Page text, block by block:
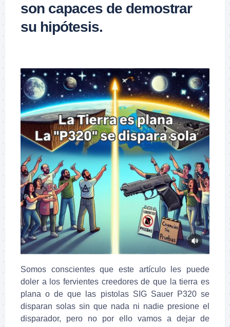
son capaces de demostrar
su hipótesis.
Somos conscientes que este artículo les puede
doler a los fervientes creedores de que la tierra es
plana o de que las pistolas SIG Sauer P320 se
disparan solas sin que nada ni nadie presione el
disparador, pero no por ello vamos a dejar de